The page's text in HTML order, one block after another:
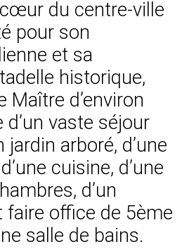
du centre-ville
pour son
et sa
historique,
d’environ
vaste séjour
jardin arboré, d’une
cuisine, d’une
d’un
faire office de 5ème
salle de bains.